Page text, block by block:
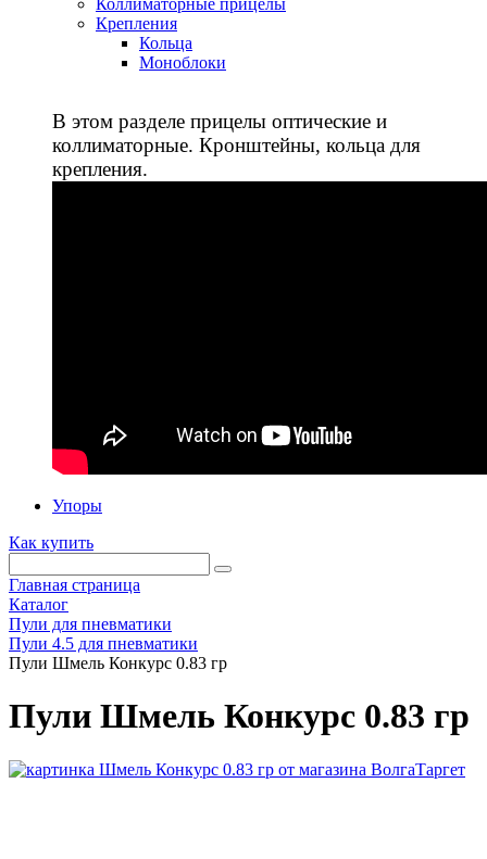
Коллиматорные прицелы
Крепления
Кольца
Моноблоки
В этом разделе прицелы оптические и
коллиматорные. Кронштейны, кольца для
крепления.
Упоры
Как купить
Главная страница
Каталог
Пули для пневматики
Пули 4.5 для пневматики
Пули Шмель Конкурс 0.83 гр
Пули Шмель Конкурс 0.83 гр